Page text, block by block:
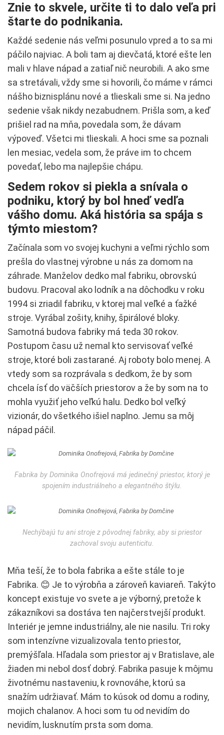
Znie to skvele, určite ti to dalo veľa pri
štarte do podnikania.
Každé sedenie nás veľmi posunulo vpred a to sa mi
páčilo najviac. A boli tam aj dievčatá, ktoré ešte len
mali v hlave nápad a zatiaľ nič neurobili. A ako sme
sa stretávali, vždy sme si hovorili, čo máme v rámci
nášho biznisplánu nové a tlieskali sme si. Na jedno
sedenie však nikdy nezabudnem. Prišla som, a keď
prišiel rad na mňa, povedala som, že dávam
výpoveď. Všetci mi tlieskali. A hoci sme sa poznali
len mesiac, vedela som, že práve im to chcem
povedať, lebo ma najlepšie chápu.
Sedem rokov si piekla a snívala o
podniku, ktorý by bol hneď vedľa
vášho domu. Aká história sa spája s
týmto miestom?
Začínala som vo svojej kuchyni a veľmi rýchlo som
prešla do vlastnej výrobne u nás za domom na
záhrade. Manželov dedko mal fabriku, obrovskú
budovu. Pracoval ako lodník a na dôchodku v roku
1994 si zriadil fabriku, v ktorej mal veľké a ťažké
stroje. Vyrábal zošity, knihy, špirálové bloky.
Samotná budova fabriky má teda 30 rokov.
Postupom času už nemal kto servisovať veľké
stroje, ktoré boli zastarané. Aj roboty bolo menej. A
vtedy som sa rozprávala s dedkom, že by som
chcela ísť do väčších priestorov a že by som na to
mohla využiť jeho veľkú halu. Dedko bol veľký
vizionár, do všetkého išiel naplno. Jemu sa môj
nápad páčil.
Fabrika by Dominika Onofrejová má jedinečný priestor, ktorý je
spojením industriálneho a elegantného štýlu.
Nechýbajú tu ani stroje z pôvodnej fabriky, aby si priestor
zachoval svoju autenticitu.
Mňa teší, že to bola fabrika a ešte stále to je
Fabrika. 😊 Je to výrobňa a zároveň kaviareň. Takýto
koncept existuje vo svete a je výborný, pretože k
zákazníkovi sa dostáva ten najčerstvejší produkt.
Interiér je jemne industriálny, ale nie nasilu. Tri roky
som intenzívne vizualizovala tento priestor,
premýšľala. Hľadala som priestor aj v Bratislave, ale
žiaden mi nebol dosť dobrý. Fabrika pasuje k môjmu
životnému nastaveniu, k rovnováhe, ktorú sa
snažím udržiavať. Mám to kúsok od domu a rodiny,
mojich chalanov. A hoci som tu od nevidím do
nevidím, lusknutím prsta som doma.